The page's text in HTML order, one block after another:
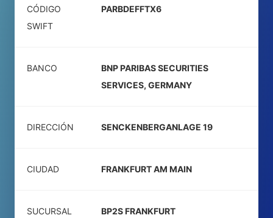
CÓDIGO
SWIFT
PARBDEFFTX6
BANCO
BNP PARIBAS SECURITIES
SERVICES, GERMANY
DIRECCIÓN SENCKENBERGANLAGE 19
CIUDAD FRANKFURT AM MAIN
SUCURSAL BP2S FRANKFURT